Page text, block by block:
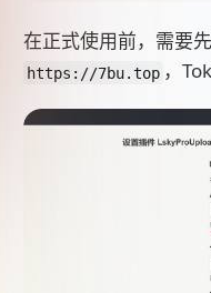
在正式使用前，需要
https://7bu.top ，